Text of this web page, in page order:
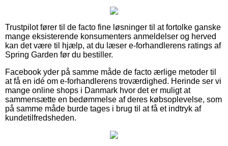
Trustpilot fører til de facto fine løsninger til at fortolke ganske
mange eksisterende konsumenters anmeldelser og herved
kan det være til hjælp, at du læser e-forhandlerens ratings af
Spring Garden før du bestiller.
Facebook yder på samme måde de facto ærlige metoder til
at få en idé om e-forhandlerens troværdighed. Herinde ser vi
mange online shops i Danmark hvor det er muligt at
sammensætte en bedømmelse af deres købsoplevelse, som
på samme måde burde tages i brug til at få et indtryk af
kundetilfredsheden.